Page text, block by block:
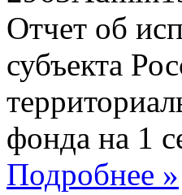
Отчет об
субъекта
фонда на 1
Подробнее »